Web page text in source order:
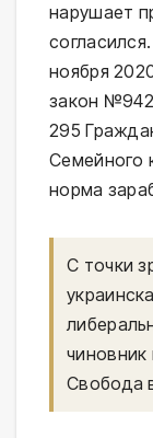
нарушает
ноября
закон
295
Семейного
норма
С точки
чиновник
Свобода